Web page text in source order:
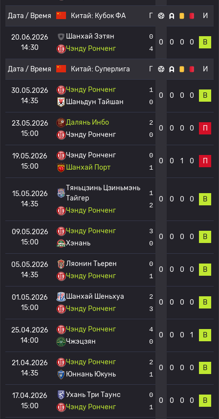
Дата / Время Китай: Кубок ФА Г И
20.06.2026
14:30
Шанхай Зэтян
Чэнду Ронченг
0
4
0 0 0 0 В
Дата / Время Китай: Суперлига Г И
30.05.2026
14:35
Чэнду Ронченг
Шаньдун Тайшан
1
0
0 0 0 0 В
23.05.2026
15:00
Далянь Инбо
Чэнду Ронченг
2
0
0 0 0 0 П
19.05.2026
15:00
Чэнду Ронченг
Шанхай Порт
0
1
0 0 1 0 П
15.05.2026
14:35
Тяньцзинь Цзиньмэнь
Тайгер
Чэнду Ронченг
1
2
0 0 0 0 В
09.05.2026
15:00
Чэнду Ронченг
Хэнань
3
0
0 0 0 0 В
05.05.2026
14:35
Ляонин Тьерен
Чэнду Ронченг
0
1
0 0 0 0 В
01.05.2026
15:00
Шанхай Шеньхуа
Чэнду Ронченг
2
3
0 0 0 0 В
25.04.2026
14:00
Чэнду Ронченг
Чжэцзян
4
0
0 0 0 1 В
21.04.2026
14:35
Чэнду Ронченг
Юннань Юкунь
2
1
0 0 0 0 В
17.04.2026
15:00
Ухань Три Таунс
Чэнду Ронченг
0
1
0 0 0 0 В